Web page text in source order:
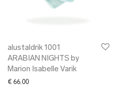
alustaldrik 1001
ARABIAN NIGHTS by
Marion Isabelle Varik
€ 66.00